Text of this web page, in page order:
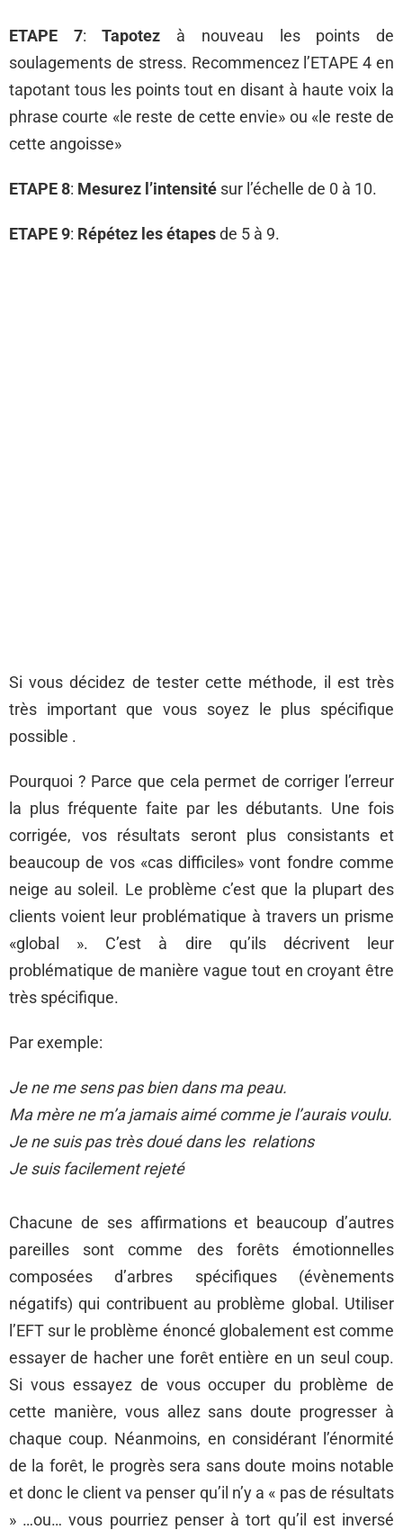
ETAPE 7:Tapotez à nouveau les points de
soulagements de stress. Recommencez l’ETAPE 4 en
tapotant tous les points tout en disant à haute voix la
phrase courte «le reste de cette envie» ou «le reste de
cette angoisse»
ETAPE 8: Mesurez l’intensité sur l’échelle de 0 à 10.
ETAPE 9: Répétez les étapesde 5 à 9.
Si vous décidez de tester cette méthode, il est très
très important que vous soyez le plus spécifique
possible .
Pourquoi ? Parce que cela permet de corriger l’erreur
la plus fréquente faite par les débutants. Une fois
corrigée, vos résultats seront plus consistants et
beaucoup de vos «cas difficiles» vont fondre comme
neige au soleil. Le problème c’est que la plupart des
clients voient leur problématique à travers un prisme
«global ». C’est à dire qu’ils décrivent leur
problématique de manière vague tout en croyant être
très spécifique.
Par exemple:
Je ne me sens pas bien dans ma peau.
Ma mère ne m’a jamais aimé comme je l’aurais voulu.
Je ne suis pas très doué dans les relations
Je suis facilement rejeté
Chacune de ses affirmations et beaucoup d’autres
pareilles sont comme des forêts émotionnelles
composées d’arbres spécifiques (évènements
négatifs) qui contribuent au problème global. Utiliser
l’EFT sur le problème énoncé globalement est comme
essayer de hacher une forêt entière en un seul coup.
Si vous essayez de vous occuper du problème de
cette manière, vous allez sans doute progresser à
chaque coup. Néanmoins, en considérant l’énormité
de la forêt, le progrès sera sans doute moins notable
et donc le client va penser qu’il n’y a « pas de résultats
» …ou… vous pourriez penser à tort qu’il est inversé